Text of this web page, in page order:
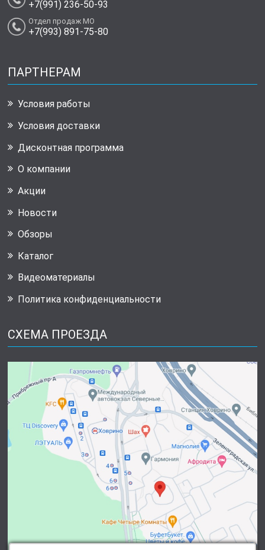
+7(991) 236-50-93
Отдел продаж МО
+7(993) 891-75-80
ПАРТНЕРАМ
Условия работы
Условия доставки
Дисконтная программа
О компании
Акции
Новости
Обзоры
Каталог
Видеоматериалы
Политика конфиденциальности
СХЕМА ПРОЕЗДА